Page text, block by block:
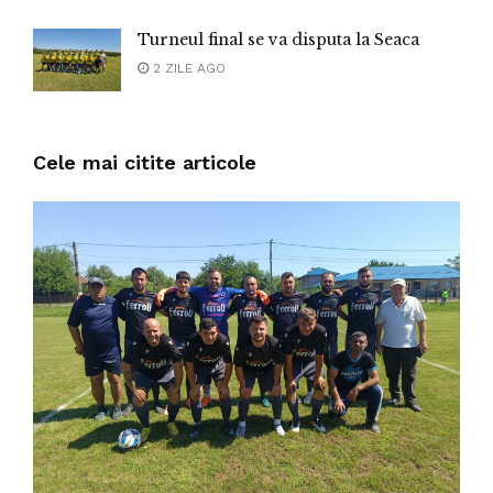
Turneul final se va disputa la Seaca
2 ZILE AGO
Cele mai citite articole